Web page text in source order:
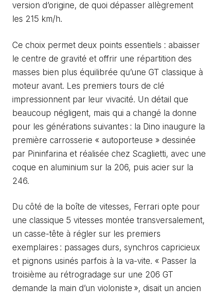
version d’origine, de quoi dépasser allègrement
les 215 km/h.
Ce choix permet deux points essentiels : abaisser
le centre de gravité et offrir une répartition des
masses bien plus équilibrée qu’une GT classique à
moteur avant. Les premiers tours de clé
impressionnent par leur vivacité. Un détail que
beaucoup négligent, mais qui a changé la donne
pour les générations suivantes : la Dino inaugure la
première carrosserie « autoporteuse » dessinée
par Pininfarina et réalisée chez Scaglietti, avec une
coque en aluminium sur la 206, puis acier sur la
246.
Du côté de la boîte de vitesses, Ferrari opte pour
une classique 5 vitesses montée transversalement,
un casse-tête à régler sur les premiers
exemplaires : passages durs, synchros capricieux
et pignons usinés parfois à la va-vite. « Passer la
troisième au rétrogradage sur une 206 GT
demande la main d’un violoniste », disait un ancien